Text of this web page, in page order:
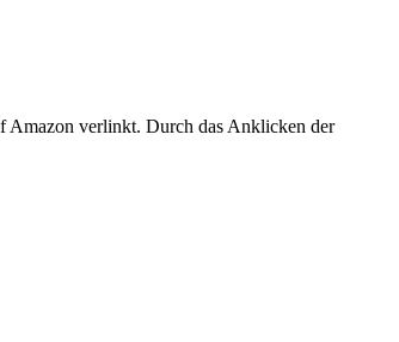
Amazon verlinkt. Durch das Anklicken der